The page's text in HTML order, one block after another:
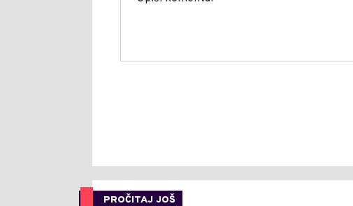
PROČITAJ JOŠ